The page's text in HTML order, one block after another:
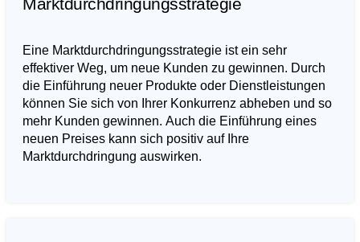
Eine Marktdurchdringungsstrategie ist ein sehr
effektiver Weg, um neue Kunden zu gewinnen. Durch
die Einführung neuer Produkte oder Dienstleistungen
können Sie sich von Ihrer Konkurrenz abheben und so
mehr Kunden gewinnen. Auch die Einführung eines
neuen Preises kann sich positiv auf Ihre
Marktdurchdringung auswirken.